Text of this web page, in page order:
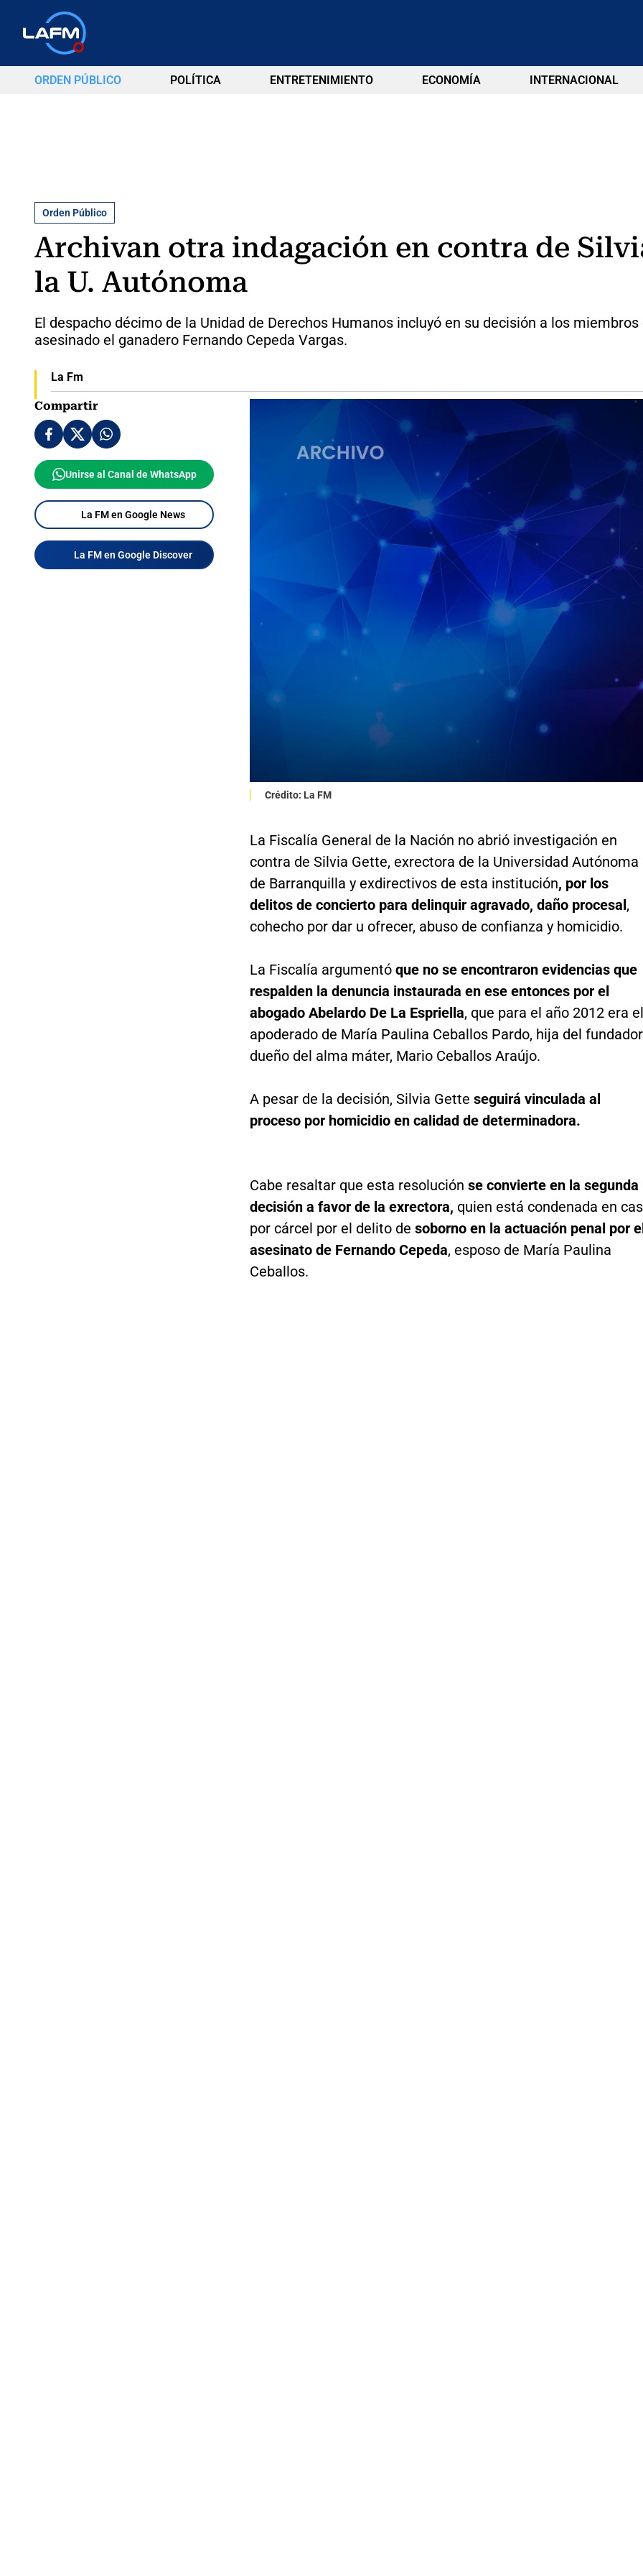
ORDEN PÚBLICO POLÍTICA ENTRETENIMIENTO ECONOMÍA INTERNACIONAL
Orden Público
Archivan otra indagación en contra de
la U. Autónoma
El despacho décimo de la Unidad de Derechos Humanos incluyó en su decisión a los
asesinado el ganadero Fernando Cepeda Vargas.
La Fm
Compartir
Unirse al Canal de WhatsApp
La FM en Google News
La FM en Google Discover
Crédito: La FM
La Fiscalía General de la Nación no abrió investigación en
contra de Silvia Gette, exrectora de la Universidad Autónoma
de Barranquilla y exdirectivos de esta institución, por los
delitos de concierto para delinquir agravado, daño procesal,
cohecho por dar u ofrecer, abuso de confianza y homicidio.
La Fiscalía argumentó que no se encontraron evidencias que
respalden la denuncia instaurada en ese entonces por el
abogado Abelardo De La Espriella, que para el año 2012 era el
apoderado de María Paulina Ceballos Pardo, hija del
dueño del alma máter, Mario Ceballos Araújo.
A pesar de la decisión, Silvia Gette seguirá vinculada al
proceso por homicidio en calidad de determinadora.
Cabe resaltar que esta resolución se convierte en la segunda
decisión a favor de la exrectora, quien está condenada en
por cárcel por el delito de soborno en la actuación penal por
asesinato de Fernando Cepeda, esposo de María Paulina
Ceballos.